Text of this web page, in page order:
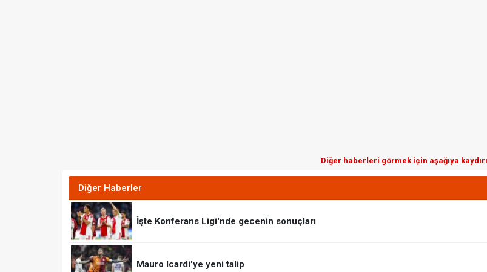
Diğer haberleri görmek için aşağıya
Diğer Haberler
İşte Konferans Ligi'nde gecenin sonuçları
Mauro Icardi'ye yeni talip